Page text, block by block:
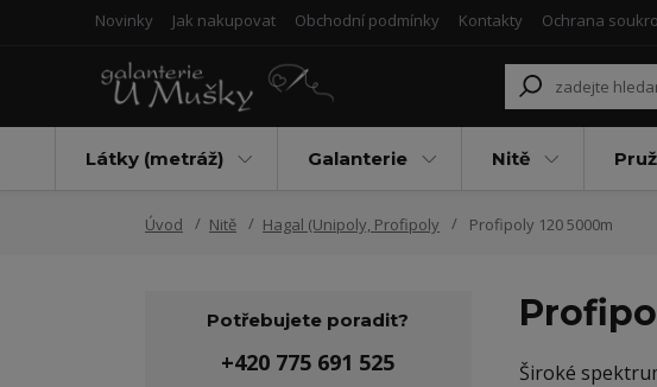
Novinky Jak nakupovat Obchodní podmínky Kontakty Ochrana
Látky (metráž) Galanterie Nitě
Úvod Nitě Hagal (Unipoly, Profipoly Profipoly 120 5000m
Široké
Potřebujete poradit?
+420 775 691 525